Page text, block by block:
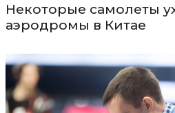
Некоторые самолеты
аэродромы в Китае